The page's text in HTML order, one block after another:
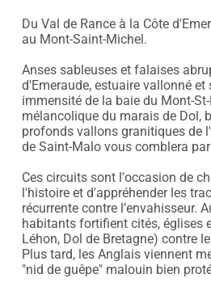
Du Val de Rance à la Côte
au Mont-Saint-Michel.
Anses sableuses et falaises
d'Emeraude, estuaire vallonné et
immensité de la baie du Mont-
mélancolique du marais de Dol,
profonds vallons granitiques de
de Saint-Malo vous comblera
Ces circuits sont l'occasion de
l'histoire et d'appréhender les
récurrente contre l’envahisseur.
habitants fortifient cités, églises
Léhon, Dol de Bretagne) contre
Plus tard, les Anglais viennent
"nid de guêpe" malouin bien